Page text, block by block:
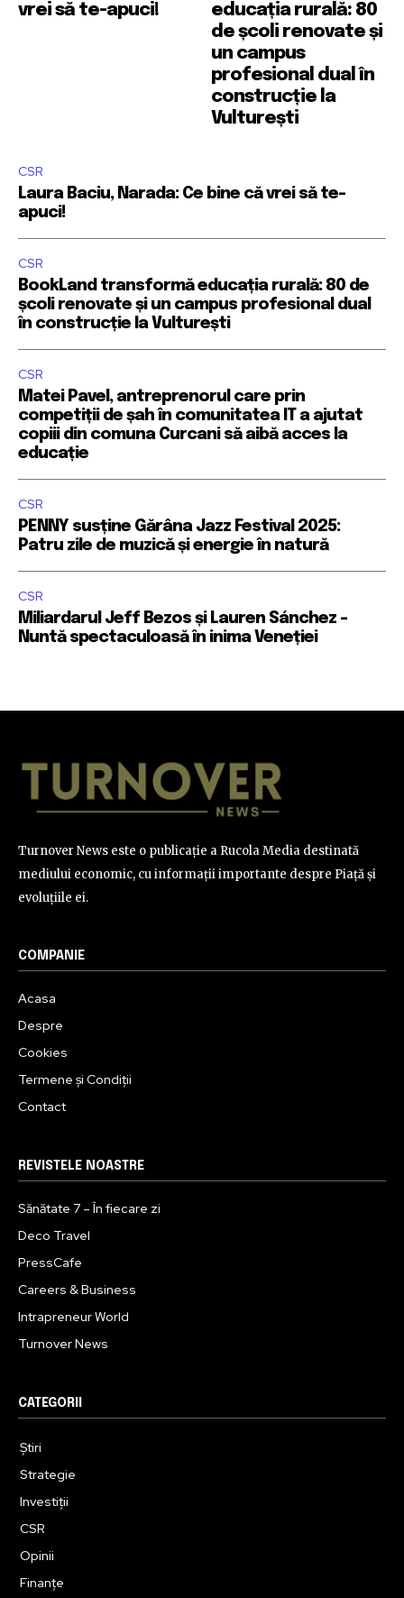
vrei să te-apuci!
educația rurală: 80
de școli renovate și
un campus
profesional dual în
construcție la
Vulturești
CSR
Laura Baciu, Narada: Ce bine că vrei să te-
apuci!
CSR
BookLand transformă educația rurală: 80 de
școli renovate și un campus profesional dual
în construcție la Vulturești
CSR
Matei Pavel, antreprenorul care prin
competiții de șah în comunitatea IT a ajutat
copiii din comuna Curcani să aibă acces la
educație
CSR
PENNY susține Gărâna Jazz Festival 2025:
Patru zile de muzică și energie în natură
CSR
Miliardarul Jeff Bezos și Lauren Sánchez –
Nuntă spectaculoasă în inima Veneției
Turnover News este o publicație a Rucola Media destinată
mediului economic, cu informații importante despre Piață și
evoluțiile ei.
COMPANIE
Acasa
Despre
Cookies
Termene și Condiții
Contact
REVISTELE NOASTRE
Sănătate 7 – În fiecare zi
Deco Travel
PressCafe
Careers & Business
Intrapreneur World
Turnover News
CATEGORII
Știri
Strategie
Investiții
CSR
Opinii
Finanțe